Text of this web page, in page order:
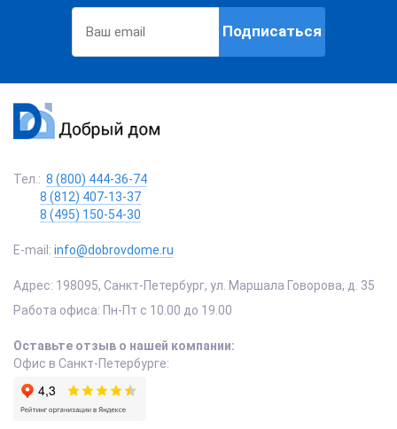
Подписаться
Тел.: 8 (800) 444-36-74
8 (812) 407-13-37
8 (495) 150-54-30
E-mail: info@dobrovdome.ru
Адрес: 198095, Санкт-Петербург, ул. Маршала Говорова, д. 35
Работа офиса: Пн-Пт с 10.00 до 19.00
Оставьте отзыв о нашей компании:
Офис в Санкт-Петербурге: